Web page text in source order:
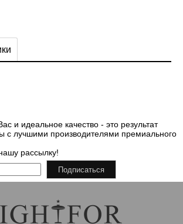
и идеальное качество - это результат
с лучшими производителями премиального
рассылку!
Подписаться